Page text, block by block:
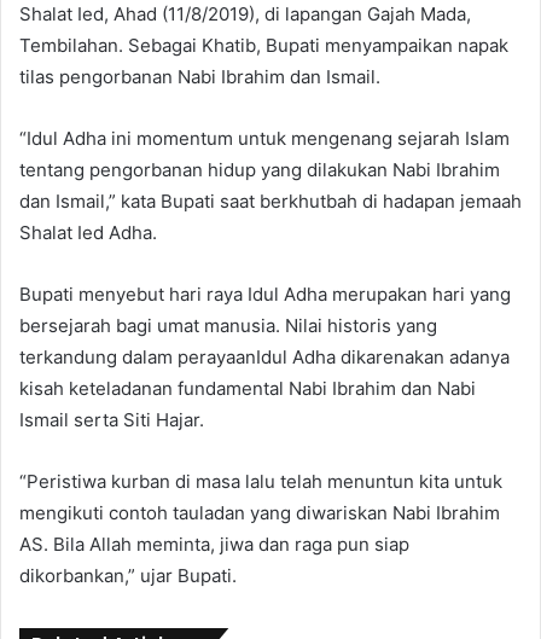
Shalat Ied, Ahad (11/8/2019), di lapangan Gajah Mada,
Tembilahan. Sebagai Khatib, Bupati menyampaikan napak
tilas pengorbanan Nabi Ibrahim dan Ismail.
“Idul Adha ini momentum untuk mengenang sejarah Islam
tentang pengorbanan hidup yang dilakukan Nabi Ibrahim
dan Ismail,” kata Bupati saat berkhutbah di hadapan jemaah
Shalat Ied Adha.
Bupati menyebut hari raya Idul Adha merupakan hari yang
bersejarah bagi umat manusia. Nilai historis yang
terkandung dalam perayaanIdul Adha dikarenakan adanya
kisah keteladanan fundamental Nabi Ibrahim dan Nabi
Ismail serta Siti Hajar.
“Peristiwa kurban di masa lalu telah menuntun kita untuk
mengikuti contoh tauladan yang diwariskan Nabi Ibrahim
AS. Bila Allah meminta, jiwa dan raga pun siap
dikorbankan,” ujar Bupati.